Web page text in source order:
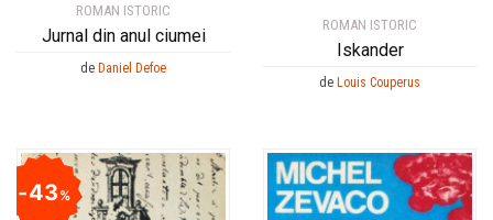
ROMAN ISTORIC
Jurnal din anul ciumei
de Daniel Defoe
ROMAN ISTORIC
Iskander
de Louis Couperus
43%